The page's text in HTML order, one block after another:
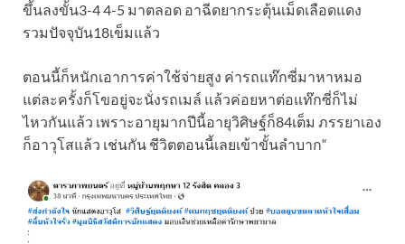
ขึ้นลงขั้น3-4 4-5 มาตลอด อาฉีดยากระตุ้นเม็ดเลือดแดง
รวมปัจจุบัน18เข็มแล้ว
ตอนนี้ก็หนักเอาการค่าใช้จ่ายสูง ค่ารถแท๊กซี่มาหาหมอ
แต่ละครั้งก็โขอยู่จะนั่งรถเมล์ แล้วค่อยหาต่อแท๊กซี่ก็ไม่
ไหวกันแล้ว เพราะอายุมากปีนี้อายุวิศิษฐ์ก็84เต็ม ภรรยาเอง
ก็อาวุโสแล้ว เช่นกัน ชีวิตตอนนี้เลยเข้าขั้นลำบาก“